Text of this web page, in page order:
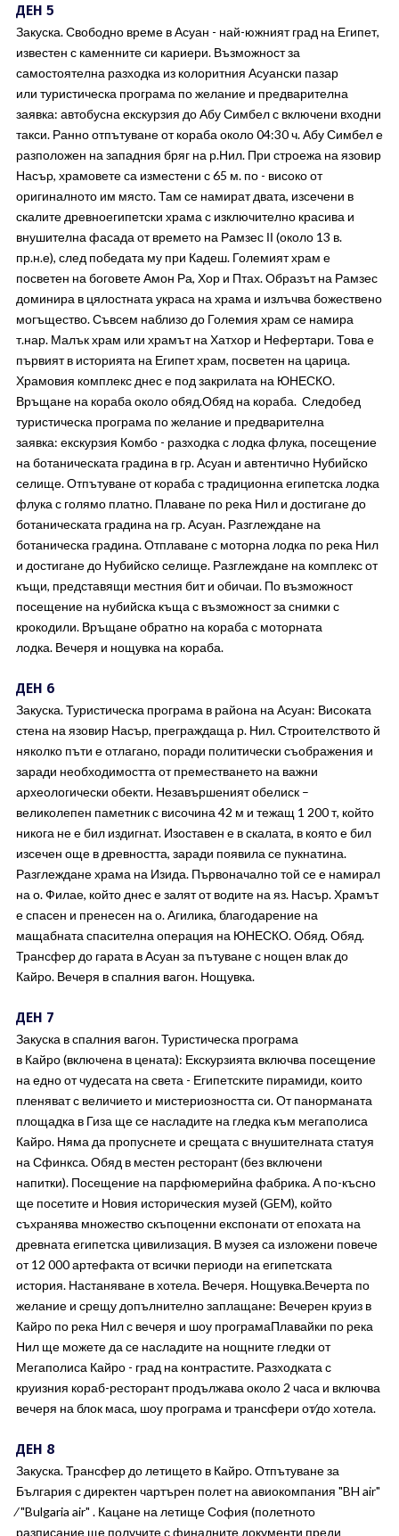
ДЕН 5
Закуска. Свободно време в Асуан - най-южният град на Египет,
известен с каменните си кариери. Възможност за
самостоятелна разходка из колоритния Асуански пазар
или туристическа програма по желание и предварителна
заявка: автобусна екскурзия до Абу Симбел с включени входни
такси. Ранно отпътуване от кораба около 04:30 ч. Абу Симбел е
разположен на западния бряг на р.Нил. При строежа на язовир
Насър, храмовете са изместени с 65 м. по - високо от
оригиналното им място. Там се намират двата, изсечени в
скалите древноегипетски храма с изключително красива и
внушителна фасада от времето на Рамзес ІІ (около 13 в.
пр.н.е), след победата му при Кадеш. Големият храм е
посветен на боговете Амон Ра, Хор и Птах. Образът на Рамзес
доминира в цялостната украса на храма и излъчва божествено
могъщество. Съвсем наблизо до Големия храм се намира
т.нар. Малък храм или храмът на Хатхор и Нефертари. Това е
първият в историята на Египет храм, посветен на царица.
Храмовия комплекс днес е под закрилата на ЮНЕСКО.
Връщане на кораба около обяд.Обяд на кораба. Следобед
туристическа програма по желание и предварителна
заявка: екскурзия Комбо - разходка с лодка флука, посещение
на ботаническата градина в гр. Асуан и автентично Нубийско
селище. Отпътуване от кораба с традиционна египетска лодка
флука с голямо платно. Плаване по река Нил и достигане до
ботаническата градина на гр. Асуан. Разглеждане на
ботаническа градина. Отплаване с моторна лодка по река Нил
и достигане до Нубийско селище. Разглеждане на комплекс от
къщи, представящи местния бит и обичаи. По възможност
посещение на нубийска къща с възможност за снимки с
крокодили. Връщане обратно на кораба с моторната
лодка. Вечеря и нощувка на кораба.
ДЕН 6
Закуска. Туристическа програма в района на Асуан: Високата
стена на язовир Насър, преграждаща р. Нил. Строителството й
няколко пъти е отлагано, поради политически съображения и
заради необходимостта от преместването на важни
археологически обекти. Незавършеният обелиск –
великолепен паметник с височина 42 м и тежащ 1 200 т, който
никога не е бил издигнат. Изоставен е в скалата, в която е бил
изсечен още в древността, заради появила се пукнатина.
Разглеждане храма на Изида. Първоначално той се е намирал
на о. Филае, който днес е залят от водите на яз. Насър. Храмът
е спасен и пренесен на о. Агилика, благодарение на
мащабната спасителна операция на ЮНЕСКО. Обяд. Обяд.
Трансфер до гарата в Асуан за пътуване с нощен влак до
Кайро. Вечеря в спалния вагон. Нощувка.
ДЕН 7
Закуска в спалния вагон. Туристическа програма
в Кайро (включена в цената): Екскурзията включва посещение
на едно от чудесата на света - Египетските пирамиди, които
пленяват с величието и мистериозността си. От панорманата
площадка в Гиза ще се насладите на гледка към мегаполиса
Кайро. Няма да пропуснете и срещата с внушителната статуя
на Сфинкса. Обяд в местен ресторант (без включени
напитки). Посещение на парфюмерийна фабрика. А по-късно
ще посетите и Новия историческия музей (GEM), който
съхранява множество скъпоценни експонати от епохата на
древната египетска цивилизация. В музея са изложени повече
от 12 000 артефакта от всички периоди на египетската
история. Настаняване в хотела. Вечеря. Нощувка.Вечерта по
желание и срещу допълнително заплащане: Вечерен круиз в
Кайро по река Нил с вечеря и шоу програмаПлавайки по река
Нил ще можете да се насладите на нощните гледки от
Мегаполиса Кайро - град на контрастите. Разходката с
круизния кораб-ресторант продължава около 2 часа и включва
вечеря на блок маса, шоу програма и трансфери от∕до хотела.
ДЕН 8
Закуска. Трансфер до летището в Кайро. Отпътуване за
България с директен чартърен полет на авиокомпания "BH air"
∕ "Bulgaria air" . Кацане на летище София (полетното
разписание ще получите с финалните документи преди